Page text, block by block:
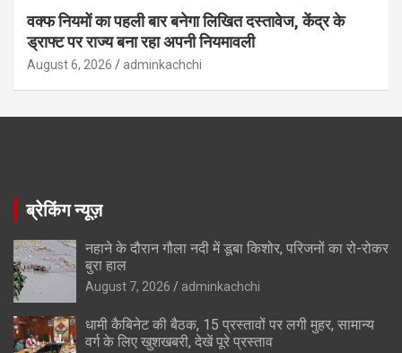
वक्फ नियमों का पहली बार बनेगा लिखित दस्तावेज, केंद्र के
ड्राफ्ट पर राज्य बना रहा अपनी नियमावली
August 6, 2026 adminkachchi
ब्रेकिंग न्यूज़
नहाने के दौरान गौला नदी में डूबा किशोर, परिजनों का रो-रोकर
बुरा हाल
August 7, 2026 adminkachchi
धामी कैबिनेट की बैठक, 15 प्रस्तावों पर लगी मुहर, सामान्य
वर्ग के लिए खुशखबरी, देखें पूरे प्रस्ताव